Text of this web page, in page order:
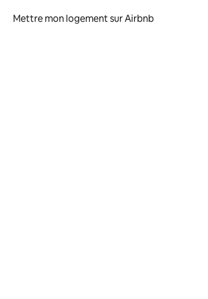
Mettre mon logement sur Airbnb